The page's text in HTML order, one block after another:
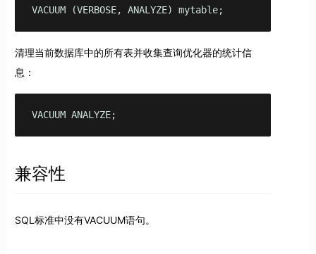
VACUUM (VERBOSE, ANALYZE) mytable;
清理当前数据库中的所有表并收集查询优化器的统计信
息：
VACUUM ANALYZE;
兼容性
SQL标准中没有VACUUM语句。